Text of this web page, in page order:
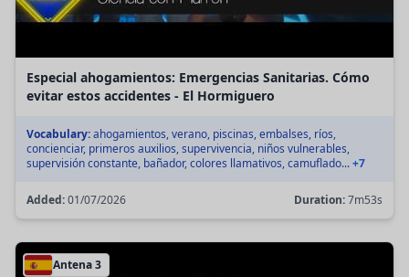
Especial ahogamientos: Emergencias Sanitarias. Cómo
evitar estos accidentes - El Hormiguero
Vocabulary:ahogamientos, verano, piscinas, embalses, ríos,
concienciar, primeros auxilios, supervivencia, niños vulnerables,
supervisión constante, bañador, colores llamativos, camuflado...+7
Added:01/07/2026 Duration:7m53s
Antena 3